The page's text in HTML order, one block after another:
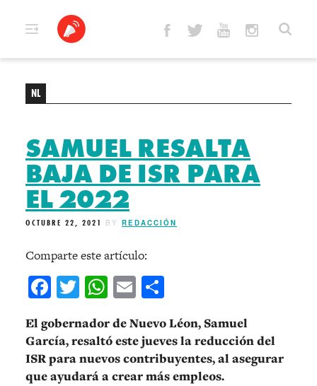
NL
SAMUEL RESALTA
BAJA DE ISR PARA
EL 2022
OCTUBRE 22, 2021 BY REDACCIÓN
Comparte este artículo:
Facebook
Twitter
WhatsApp
Email
El gobernador de Nuevo Léon, Samuel
García, resaltó este jueves la reducción del
ISR para nuevos contribuyentes, al asegurar
que ayudará a crear más empleos.